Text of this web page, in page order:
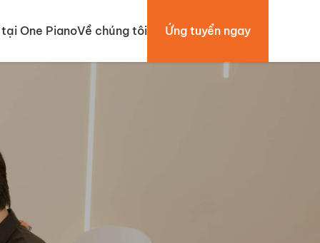
One PianoVề chúng tôi Ứng tuyển ngay